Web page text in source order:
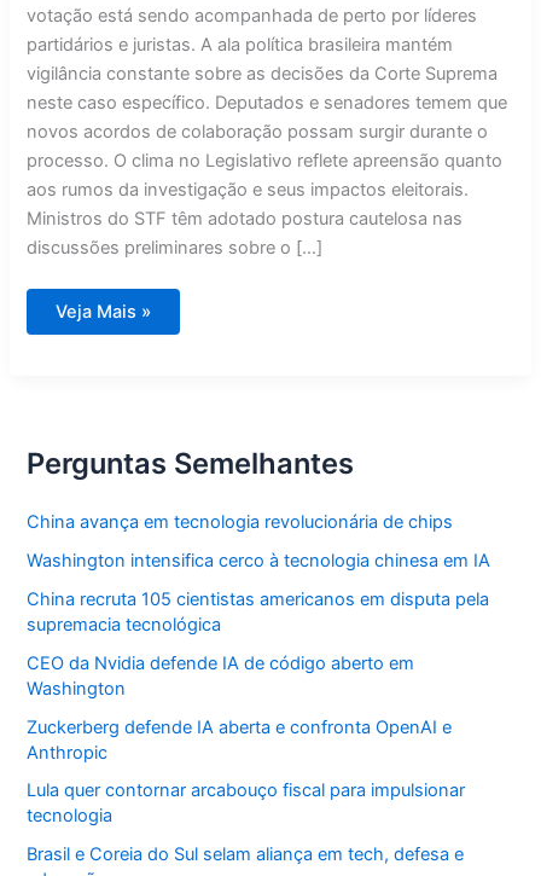
votação está sendo acompanhada de perto por líderes
partidários e juristas. A ala política brasileira mantém
vigilância constante sobre as decisões da Corte Suprema
neste caso específico. Deputados e senadores temem que
novos acordos de colaboração possam surgir durante o
processo. O clima no Legislativo reflete apreensão quanto
aos rumos da investigação e seus impactos eleitorais.
Ministros do STF têm adotado postura cautelosa nas
discussões preliminares sobre o […]
Tensão
no
Veja Mais »
Perguntas Semelhantes
China avança em tecnologia revolucionária de chips
Washington intensifica cerco à tecnologia chinesa em IA
China recruta 105 cientistas americanos em disputa pela
supremacia tecnológica
CEO da Nvidia defende IA de código aberto em
Washington
Zuckerberg defende IA aberta e confronta OpenAI e
Anthropic
Lula quer contornar arcabouço fiscal para impulsionar
tecnologia
Brasil e Coreia do Sul selam aliança em tech, defesa e